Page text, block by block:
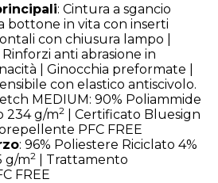
: Cintura a sgancio
bottone in vita con inserti
con chiusura lampo |
anti abrasione in
| Ginocchia preformate |
con elastico antiscivolo.
MEDIUM: 90% Poliammide
234 g/m2
| Certificato Bluesign
PFC FREE
: 96% Poliestere Riciclato 4%
g/m2
| Trattamento
FREE